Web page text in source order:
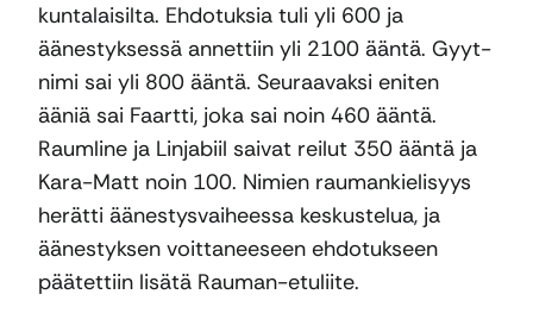
kuntalaisilta. Ehdotuksia tuli yli 600 ja
äänestyksessä annettiin yli 2100 ääntä. Gyyt-
nimi sai yli 800 ääntä. Seuraavaksi eniten
ääniä sai Faartti, joka sai noin 460 ääntä.
Raumline ja Linjabiil saivat reilut 350 ääntä ja
Kara-Matt noin 100. Nimien raumankielisyys
herätti äänestysvaiheessa keskustelua, ja
äänestyksen voittaneeseen ehdotukseen
päätettiin lisätä Rauman-etuliite.